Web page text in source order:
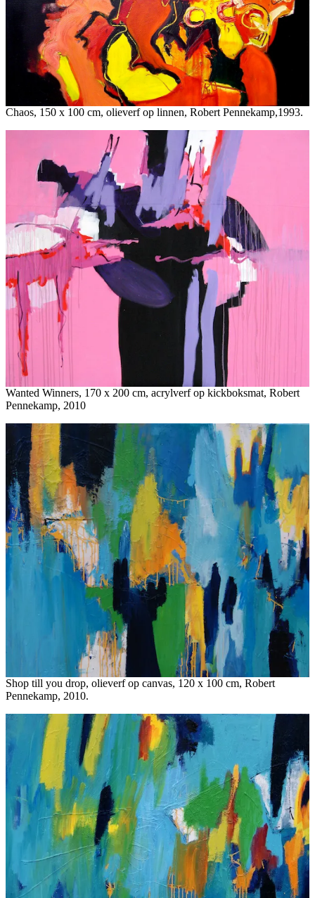
Chaos, 150 x 100 cm, olieverf op linnen, Robert Pennekamp,1993.
Wanted Winners, 170 x 200 cm, acrylverf op kickboksmat, Robert
Pennekamp, 2010
Shop till you drop, olieverf op canvas, 120 x 100 cm, Robert
Pennekamp, 2010.